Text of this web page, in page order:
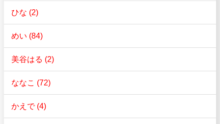
ひな (2)
めい (84)
美谷はる (2)
ななこ (72)
かえで (4)